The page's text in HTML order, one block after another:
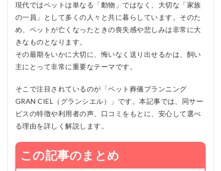
現代ではペットは単なる「動物」ではなく、大切な「家族
の一員」として多くの人々と共に暮らしています。そのた
め、ペットが亡くなったときの喪失感や悲しみは非常に大
きなものとなります。
その最期をいかに大切に、悔いなく送り出せるかは、飼い
主にとって非常に重要なテーマです。
そこで注目されているのが「ペット葬儀プランニング
GRAN CIEL（グランシエル）」です。本記事では、同サー
ビスの特徴や利用者の声、口コミをもとに、安心して選べ
る理由を詳しく解説します。
この記事のまとめ